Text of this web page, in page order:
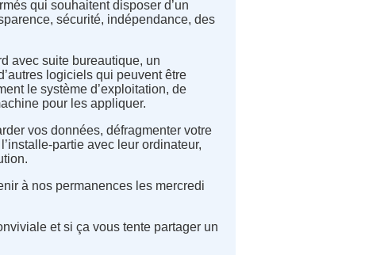
qui souhaitent disposer d’un
sécurité, indépendance, des
avec suite bureautique, un
logiciels qui peuvent être
le système d’exploitation, de
pour les appliquer.
vos données, défragmenter votre
partie avec leur ordinateur,
à nos permanences les mercredi
et si ça vous tente partager un